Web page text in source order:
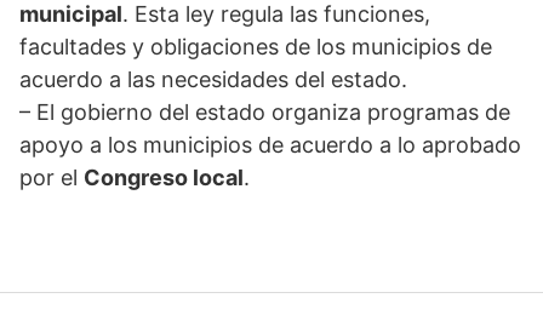
municipal. Esta ley regula las funciones,
facultades y obligaciones de los municipios de
acuerdo a las necesidades del estado.
– El gobierno del estado organiza programas de
apoyo a los municipios de acuerdo a lo aprobado
por el Congreso local.